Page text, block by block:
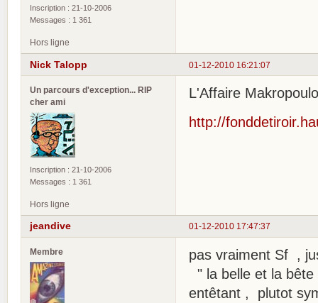
Inscription : 21-10-2006
Messages : 1 361
Hors ligne
01-12-2010 16:21:07
Nick Talopp
Un parcours d'exception... RIP
cher ami
Inscription : 21-10-2006
Messages : 1 361
L'Affaire
http://
Hors ligne
01-12-2010 17:47:37
jeandive
Membre
pas vraiment Sf ,
" la belle et la
entêtant , plutot